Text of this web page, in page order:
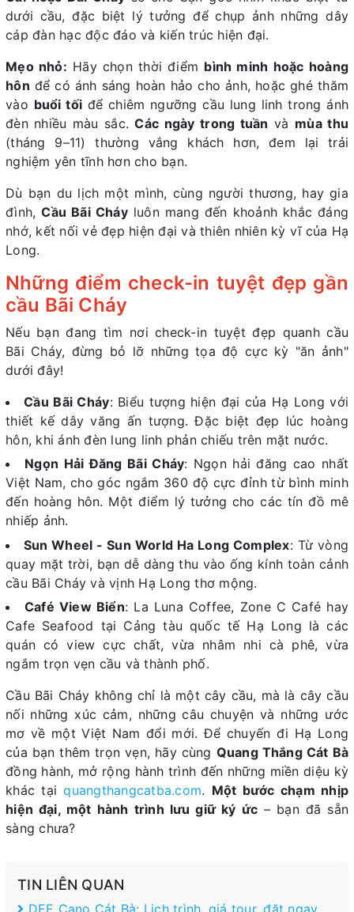
dưới cầu, đặc biệt lý tưởng để chụp ảnh những dây
cáp đàn hạc độc đáo và kiến trúc hiện đại.
Mẹo nhỏ: Hãy chọn thời điểm bình minh hoặc hoàng
hôn để có ánh sáng hoàn hảo cho ảnh, hoặc ghé thăm
vào buổi tối để chiêm ngưỡng cầu lung linh trong ánh
đèn nhiều màu sắc.Các ngày trong tuần và mùa thu
(tháng 9–11) thường vắng khách hơn, đem lại trải
nghiệm yên tĩnh hơn cho bạn.
Dù bạn du lịch một mình, cùng người thương, hay gia
đình,Cầu Bãi Cháyluôn mang đến khoảnh khắc đáng
nhớ, kết nối vẻ đẹp hiện đại và thiên nhiên kỳ vĩ của Hạ
Long.
Những điểm check-in tuyệt đẹp gần
cầu Bãi Cháy
Nếu bạn đang tìm nơi check-in tuyệt đẹp quanh cầu
Bãi Cháy, đừng bỏ lỡ những tọa độ cực kỳ "ăn ảnh"
dưới đây!
Cầu Bãi Cháy: Biểu tượng hiện đại của Hạ Long với
thiết kế dây văng ấn tượng. Đặc biệt đẹp lúc hoàng
hôn, khi ánh đèn lung linh phản chiếu trên mặt nước.
Ngọn Hải Đăng Bãi Cháy: Ngọn hải đăng cao nhất
Việt Nam, cho góc ngắm 360 độ cực đỉnh từ bình minh
đến hoàng hôn. Một điểm lý tưởng cho các tín đồ mê
nhiếp ảnh.
Sun Wheel - Sun World Ha Long Complex: Từ vòng
quay mặt trời, bạn dễ dàng thu vào ống kính toàn cảnh
cầu Bãi Cháy và vịnh Hạ Long thơ mộng.
Café View Biển: La Luna Coffee, Zone C Café hay
Cafe Seafood tại Cảng tàu quốc tế Hạ Long là các
quán có view cực chất, vừa nhâm nhi cà phê, vừa
ngắm trọn vẹn cầu và thành phố.
Cầu Bãi Cháy không chỉ là một cây cầu, mà là cây cầu
nối những xúc cảm, những câu chuyện và những ước
mơ về một Việt Nam đổi mới. Để chuyến đi Hạ Long
của bạn thêm trọn vẹn, hãy cùng Quang Thắng Cát Bà
đồng hành, mở rộng hành trình đến những miền diệu kỳ
khác tạiquangthangcatba.com. Một bước chạm nhịp
hiện đại, một hành trình lưu giữ ký ức – bạn đã sẵn
sàng chưa?
TIN LIÊN QUAN